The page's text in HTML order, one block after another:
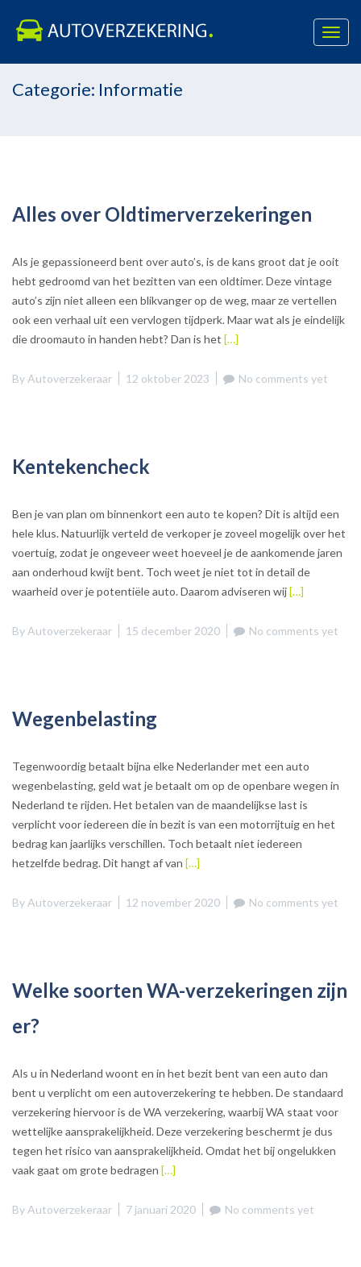
Categorie: Informatie
Alles over Oldtimerverzekeringen
Als je gepassioneerd bent over auto’s, is de kans groot dat je ooit
hebt gedroomd van het bezitten van een oldtimer. Deze vintage
auto’s zijn niet alleen een blikvanger op de weg, maar ze vertellen
ook een verhaal uit een vervlogen tijdperk. Maar wat als je eindelijk
die droomauto in handen hebt? Dan is het […]
By Autoverzekeraar 12 oktober 2023 No comments yet
Kentekencheck
Ben je van plan om binnenkort een auto te kopen? Dit is altijd een
hele klus. Natuurlijk verteld de verkoper je zoveel mogelijk over het
voertuig, zodat je ongeveer weet hoeveel je de aankomende jaren
aan onderhoud kwijt bent. Toch weet je niet tot in detail de
waarheid over je potentiële auto. Daarom adviseren wij[…]
By Autoverzekeraar 15 december 2020 No comments yet
Wegenbelasting
Tegenwoordig betaalt bijna elke Nederlander met een auto
wegenbelasting, geld wat je betaalt om op de openbare wegen in
Nederland te rijden. Het betalen van de maandelijkse last is
verplicht voor iedereen die in bezit is van een motorrijtuig en het
bedrag kan jaarlijks verschillen. Toch betaalt niet iedereen
hetzelfde bedrag. Dit hangt af van […]
By Autoverzekeraar 12 november 2020 No comments yet
Welke soorten WA-verzekeringen zijn
er?
Als u in Nederland woont en in het bezit bent van een auto dan
bent u verplicht om een autoverzekering te hebben. De standaard
verzekering hiervoor is de WA verzekering, waarbij WA staat voor
wettelijke aansprakelijkheid. Deze verzekering beschermt je dus
tegen het risico van aansprakelijkheid. Omdat het bij ongelukken
vaak gaat om grote bedragen […]
By Autoverzekeraar 7 januari 2020 No comments yet